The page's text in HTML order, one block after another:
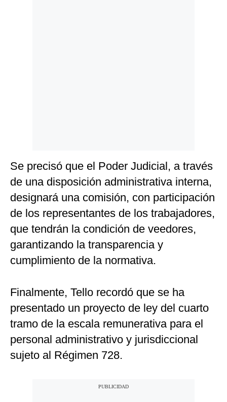
Se precisó que el Poder Judicial, a través
de una disposición administrativa interna,
designará una comisión, con participación
de los representantes de los trabajadores,
que tendrán la condición de veedores,
garantizando la transparencia y
cumplimiento de la normativa.
Finalmente, Tello recordó que se ha
presentado un proyecto de ley del cuarto
tramo de la escala remunerativa para el
personal administrativo y jurisdiccional
sujeto al Régimen 728.